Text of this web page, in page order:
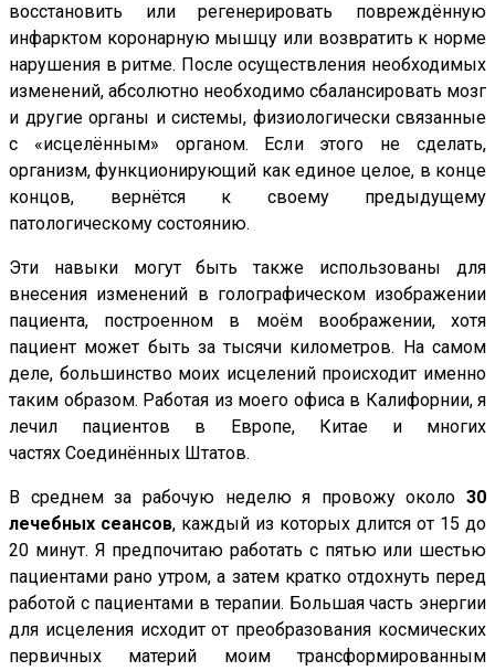
восстановить или регенерировать повреждённую
инфарктом коронарную мышцу или возвратить к норме
нарушения в ритме. После осуществления необходимых
изменений, абсолютно необходимо сбалансировать мозг
и другие органы и системы, физиологически связанные
с «исцелённым» органом. Если этого не сделать,
организм, функционирующий как единое целое, в конце
концов, вернётся к своему предыдущему
патологическому состоянию.
Эти навыки могут быть также использованы для
внесения изменений в голографическом изображении
пациента, построенном в моём воображении, хотя
пациент может быть за тысячи километров. На самом
деле, большинство моих исцелений происходит именно
таким образом. Работая из моего офиса в Калифорнии, я
лечил пациентов в Европе, Китае и многих
частях Соединённых Штатов.
В среднем за рабочую неделю я провожу около 30
лечебных сеансов, каждый из которых длится от 15 до
20 минут. Я предпочитаю работать с пятью или шестью
пациентами рано утром, а затем кратко отдохнуть перед
работой с пациентами в терапии. Большая часть энергии
для исцеления исходит от преобразования космических
первичных материй моим трансформированным